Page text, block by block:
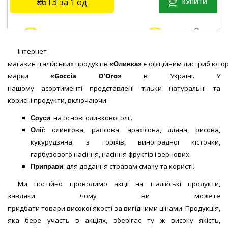
Метод виробництва:
першого холодного віджиму
(нерафінована)
5/5 6 відгуків
В наявності
ЗАМОВИТИ!
Код товару:0052
Виробник: ТМ «Goccia D’oro» (Італія)
Для чого використовують:для смаження, випічки,
приготування соусів, застосовується в косметології
Метод виробництва:
холодний віджим (нерафінована)
Тара:1 л, скляна пляшка
5/5 14 відгуків
В наявності
ЗАМОВИТИ!
Інтернет-
магазин італійських продуктів «Оливка»є офіційним
марки«Goccia D'Oro»в Україні. У
нашому асортименті представлені тільки натуральні та
корисні продукти, включаючи:
Соуси: на основі оливкової олії.
Олії: оливкова, рапсова, арахісова, лляна, рисова,
кукурудзяна, з горіхів, виноградної кісточки,
гарбузового насіння, насіння фруктів і зернових.
Приправи: для додання стравам смаку та користі.
Ми постійно проводимо акції на італійські продукти,
завдяки чому ви можете
придбати товари високої якості за вигідними цінами. Продукція,
яка бере участь в акціях, зберігає ту ж високу якість,